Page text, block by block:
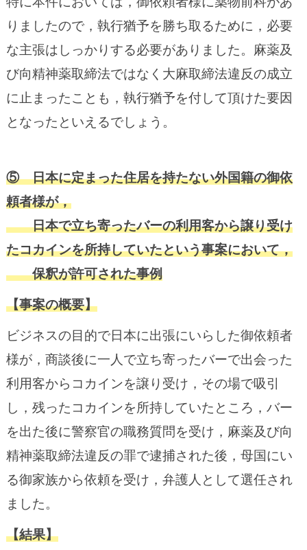
りましたので，執行猶予を勝ち取るために，必要
な主張はしっかりする必要がありました。麻薬及
び向精神薬取締法ではなく大麻取締法違反の成立
に止まったことも，執行猶予を付して頂けた要因
となったといえるでしょう。
⑤ 日本に定まった住居を持たない外国籍の御依
頼者様が，
日本で立ち寄ったバーの利用客から譲り受け
たコカインを所持していたという事案において，
保釈が許可された事例
【事案の概要】
ビジネスの目的で日本に出張にいらした御依頼者
様が，商談後に一人で立ち寄ったバーで出会った
利用客からコカインを譲り受け，その場で吸引
し，残ったコカインを所持していたところ，バー
を出た後に警察官の職務質問を受け，麻薬及び向
精神薬取締法違反の罪で逮捕された後，母国にい
る御家族から依頼を受け，弁護人として選任され
ました。
【結果】